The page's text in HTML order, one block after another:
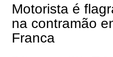
Motorista é
na contramão
Franca